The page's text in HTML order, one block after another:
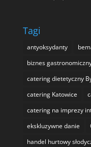
Tagi
antyoksydanty
biznes
catering dietetyczny
catering Katowice
catering na imprezy
ekskluzywne danie
handel hurtowy